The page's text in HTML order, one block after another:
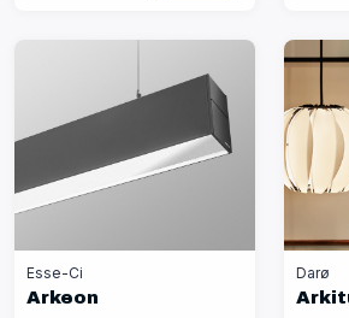
Esse-Ci
Arkeon
Darø